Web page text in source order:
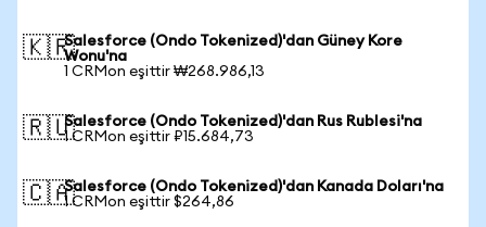
🇰🇷Salesforce (Ondo Tokenized)'dan Güney Kore
Wonu'na
1 CRMon eşittir ₩268.986,13
🇷🇺Salesforce (Ondo Tokenized)'dan Rus Rublesi'na
1 CRMon eşittir ₽15.684,73
🇨🇦Salesforce (Ondo Tokenized)'dan Kanada Doları'na
1 CRMon eşittir $264,86